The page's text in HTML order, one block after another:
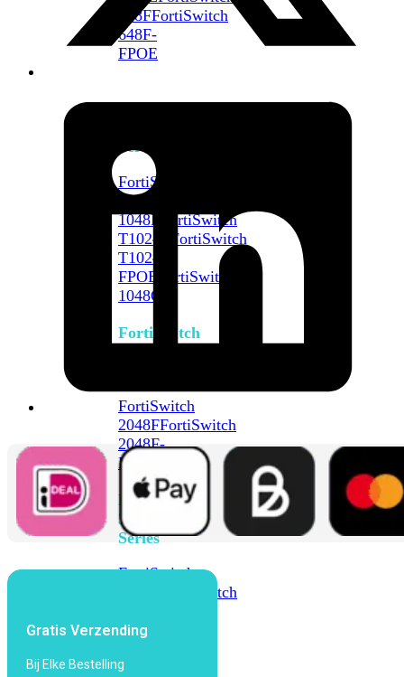
648FFortiSwitch
648F-
FPOE
Series
FortiSwitch
1024E
1048E
FortiSwitch
T1024E
FortiSwitch
T1024F-
FPOE
FortiSwitch
1048G
FortiSwitch
FortiSwitch
2048FFortiSwitch
2048F-
B2F
FortiSwitch
3000
Series
FortiSwitch
FortiSwitch
Ruggedized
Gratis Verzending
Bij Elke Bestelling